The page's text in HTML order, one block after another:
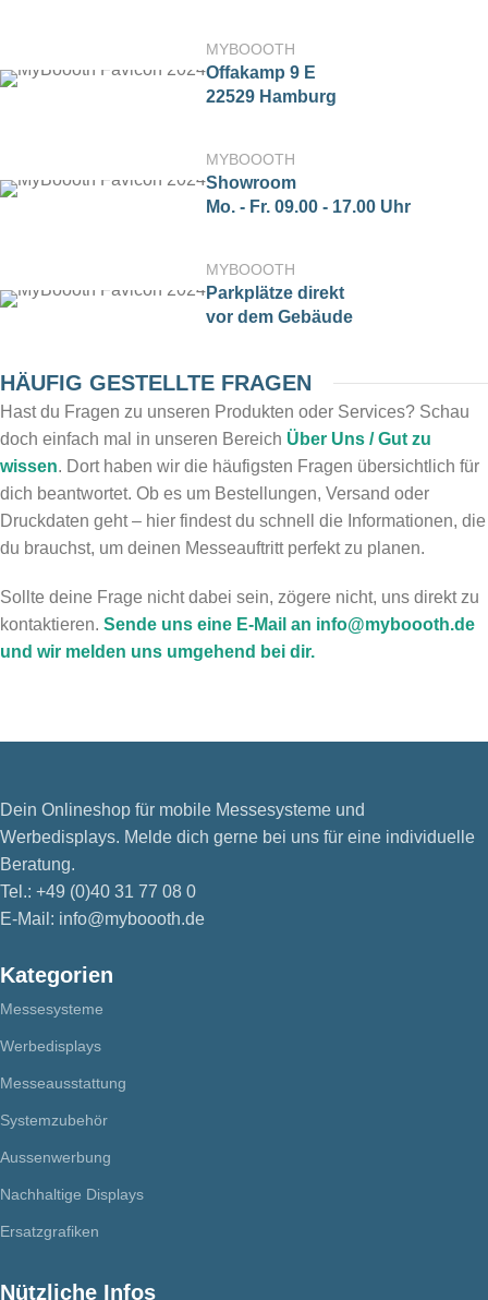
MYBOOOTH
Offakamp 9 E
22529 Hamburg
MYBOOOTH
Showroom
Mo. - Fr. 09.00 - 17.00 Uhr
MYBOOOTH
Parkplätze direkt
vor dem Gebäude
HÄUFIG GESTELLTE FRAGEN
Hast du Fragen zu unseren Produkten oder Services? Schau
doch einfach mal in unseren Bereich Über Uns / Gut zu
wissen. Dort haben wir die häufigsten Fragen übersichtlich für
dich beantwortet. Ob es um Bestellungen, Versand oder
Druckdaten geht – hier findest du schnell die Informationen, die
du brauchst, um deinen Messeauftritt perfekt zu planen.
Sollte deine Frage nicht dabei sein, zögere nicht, uns direkt zu
kontaktieren. Sende uns eine E-Mail an info@myboooth.de
und wir melden uns umgehend bei dir.
Dein Onlineshop für mobile Messesysteme und
Werbedisplays. Melde dich gerne bei uns für eine individuelle
Beratung.
Tel.: +49 (0)40 31 77 08 0
E-Mail: info@myboooth.de
Kategorien
Messesysteme
Werbedisplays
Messeausstattung
Systemzubehör
Aussenwerbung
Nachhaltige Displays
Ersatzgrafiken
Nützliche Infos